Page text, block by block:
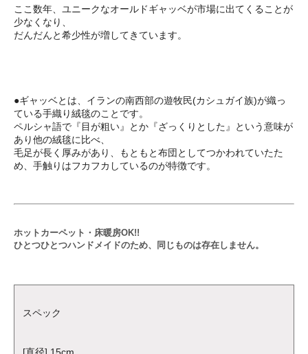
ここ数年、ユニークなオールドギャッベが市場に出てくることが
少なくなり、
だんだんと希少性が増してきています。
●ギャッベとは、イランの南西部の遊牧民(カシュガイ族)が織っ
ている手織り絨毯のことです。
ペルシャ語で『目が粗い』とか『ざっくりとした』という意味が
あり他の絨毯に比べ、
毛足が長く厚みがあり、もともと布団としてつかわれていたた
め、手触りはフカフカしているのが特徴です。
ホットカーペット・床暖房OK!!
ひとつひとつハンドメイドのため、同じものは存在しません。
スペック